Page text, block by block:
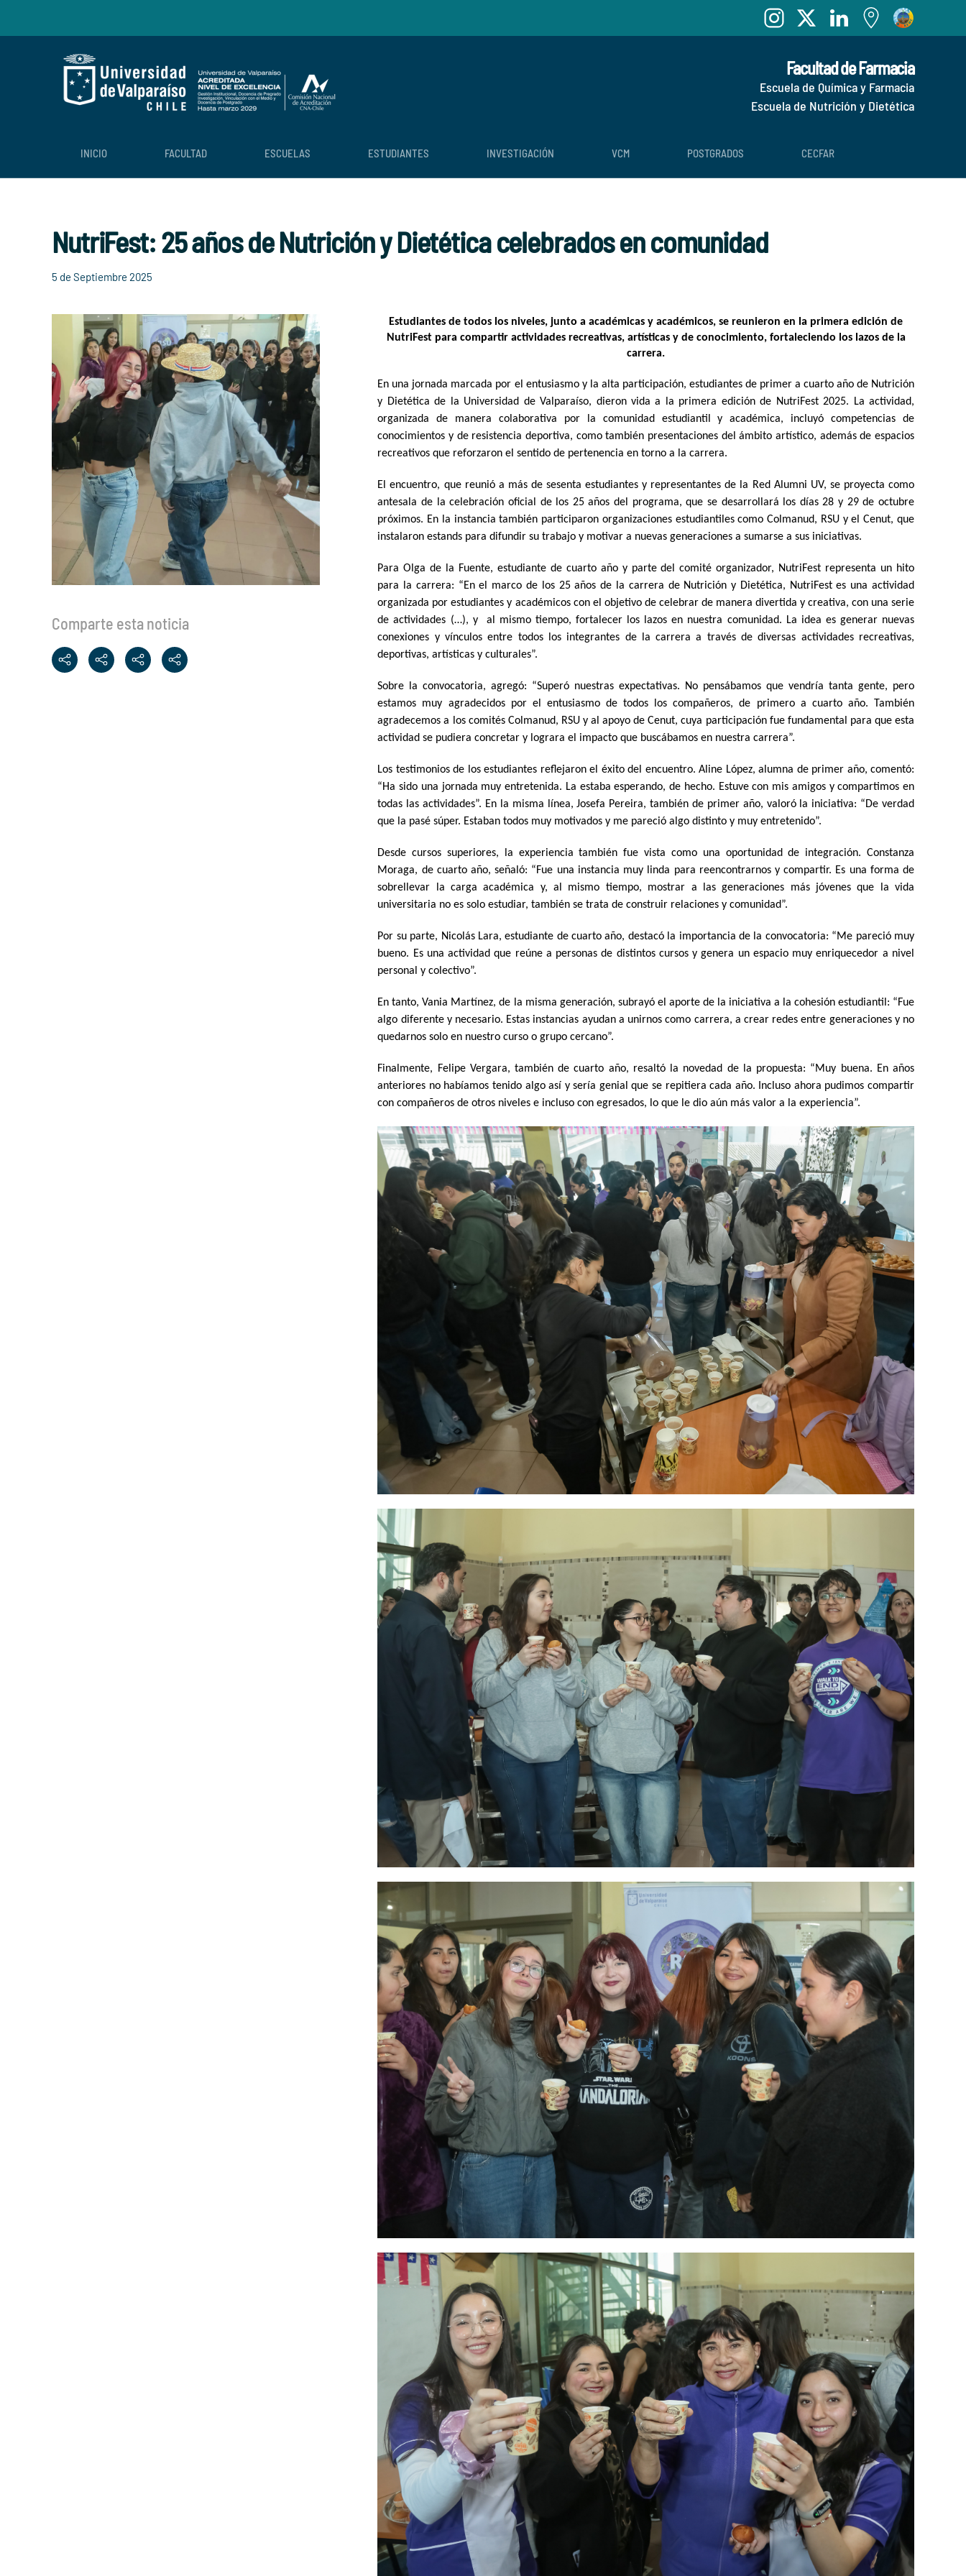
Skip to main content
Facultad de Farmacia
Escuela de Química y Farmacia
Escuela de Nutrición y Dietética
INICIO FACULTAD ESCUELAS ESTUDIANTES INVESTIGACIÓN VCM POSTGRADOS CECFAR
NutriFest: 25 años de Nutrición y Dietética celebrados en comunidad
5 de Septiembre 2025
Comparte esta noticia
Estudiantes de todos los niveles, junto a académicas y académicos, se reunieron en la primera edición de
NutriFest para compartir actividades recreativas, artísticas y de conocimiento, fortaleciendo los lazos de la
carrera.
En una jornada marcada por el entusiasmo y la alta participación, estudiantes de primer a cuarto año de Nutrición
y Dietética de la Universidad de Valparaíso, dieron vida a la primera edición de NutriFest 2025. La actividad,
organizada de manera colaborativa por la comunidad estudiantil y académica, incluyó competencias de
conocimientos y de resistencia deportiva, como también presentaciones del ámbito artístico, además de espacios
recreativos que reforzaron el sentido de pertenencia en torno a la carrera.
El encuentro, que reunió a más de sesenta estudiantes y representantes de la Red Alumni UV, se proyecta como
antesala de la celebración oficial de los 25 años del programa, que se desarrollará los días 28 y 29 de octubre
próximos. En la instancia también participaron organizaciones estudiantiles como Colmanud, RSU y el Cenut, que
instalaron estands para difundir su trabajo y motivar a nuevas generaciones a sumarse a sus iniciativas.
Para Olga de la Fuente, estudiante de cuarto año y parte del comité organizador, NutriFest representa un hito
para la carrera: “En el marco de los 25 años de la carrera de Nutrición y Dietética, NutriFest es una actividad
organizada por estudiantes y académicos con el objetivo de celebrar de manera divertida y creativa, con una serie
de actividades (…), y al mismo tiempo, fortalecer los lazos en nuestra comunidad. La idea es generar nuevas
conexiones y vínculos entre todos los integrantes de la carrera a través de diversas actividades recreativas,
deportivas, artísticas y culturales”.
Sobre la convocatoria, agregó: “Superó nuestras expectativas. No pensábamos que vendría tanta gente, pero
estamos muy agradecidos por el entusiasmo de todos los compañeros, de primero a cuarto año. También
agradecemos a los comités Colmanud, RSU y al apoyo de Cenut, cuya participación fue fundamental para que esta
actividad se pudiera concretar y lograra el impacto que buscábamos en nuestra carrera”.
Los testimonios de los estudiantes reflejaron el éxito del encuentro. Aline López, alumna de primer año, comentó:
“Ha sido una jornada muy entretenida. La estaba esperando, de hecho. Estuve con mis amigos y compartimos en
todas las actividades”. En la misma línea, Josefa Pereira, también de primer año, valoró la iniciativa: “De verdad
que la pasé súper. Estaban todos muy motivados y me pareció algo distinto y muy entretenido”.
Desde cursos superiores, la experiencia también fue vista como una oportunidad de integración. Constanza
Moraga, de cuarto año, señaló: “Fue una instancia muy linda para reencontrarnos y compartir. Es una forma de
sobrellevar la carga académica y, al mismo tiempo, mostrar a las generaciones más jóvenes que la vida
universitaria no es solo estudiar, también se trata de construir relaciones y comunidad”.
Por su parte, Nicolás Lara, estudiante de cuarto año, destacó la importancia de la convocatoria: “Me pareció muy
bueno. Es una actividad que reúne a personas de distintos cursos y genera un espacio muy enriquecedor a nivel
personal y colectivo”.
En tanto, Vania Martínez, de la misma generación, subrayó el aporte de la iniciativa a la cohesión estudiantil: “Fue
algo diferente y necesario. Estas instancias ayudan a unirnos como carrera, a crear redes entre generaciones y no
quedarnos solo en nuestro curso o grupo cercano”.
Finalmente, Felipe Vergara, también de cuarto año, resaltó la novedad de la propuesta: “Muy buena. En años
anteriores no habíamos tenido algo así y sería genial que se repitiera cada año. Incluso ahora pudimos compartir
con compañeros de otros niveles e incluso con egresados, lo que le dio aún más valor a la experiencia”.